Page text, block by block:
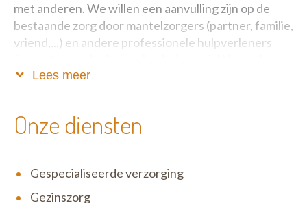
met anderen. We willen een aanvulling zijn op de
bestaande zorg door mantelzorgers (partner, familie,
vriend,...) en andere professionele hulpverleners
samen in wederzijds respect en vertrouwen.
Lees meer
Onze diensten
Gespecialiseerde verzorging
Gezinszorg